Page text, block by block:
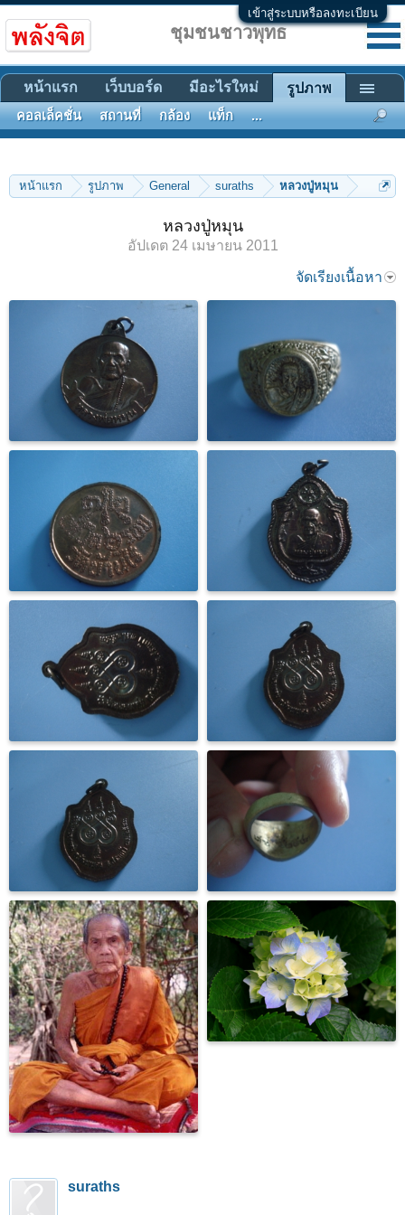
เข้าสู่ระบบหรือลงทะเบียน
หน้าแรก รูปภาพ General suraths หลวงปู่หมุน
หลวงปู่หมุน
อัปเดต 24 เมษายน 2011
จัดเรียงเนื้อหา
suraths
ชุมชนชาวพุทธ
หน้าแรก เว็บบอร์ด มีอะไรใหม่ รูปภาพ
คอลเล็คชั่น สถานที่ กล้อง แท็ก ...